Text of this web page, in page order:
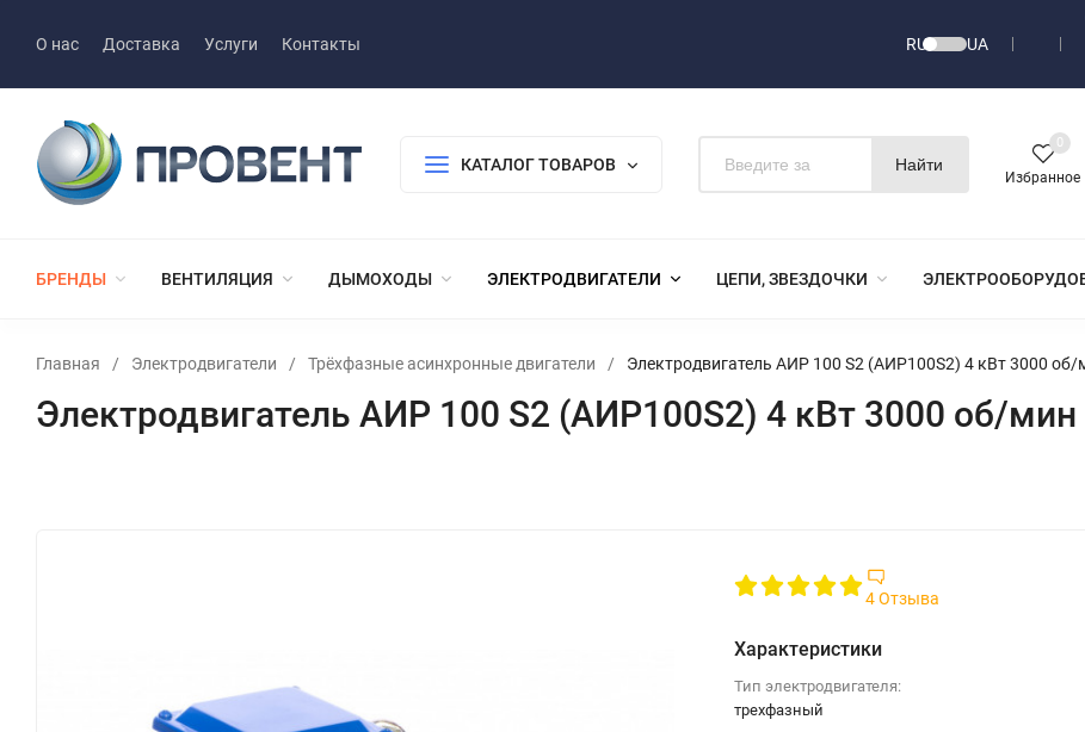
О нас Доставка Услуги Контакты RU UA
КАТАЛОГ ТОВАРОВ Найти
Избранное
0
БРЕНДЫ ВЕНТИЛЯЦИЯ ДЫМОХОДЫ ЭЛЕКТРОДВИГАТЕЛИ ЦЕПИ, ЗВЕЗДОЧКИ
Главная / Электродвигатели / Трёхфазные асинхронные двигатели / Электродвигатель АИР 100 S2 (АИР100S2) 4 кВт 3000 об/
Электродвигатель АИР 100 S2 (АИР100S2) 4 кВт 3000 об/мин
4 Отзыва
Характеристики
Тип электродвигателя:
трехфазный